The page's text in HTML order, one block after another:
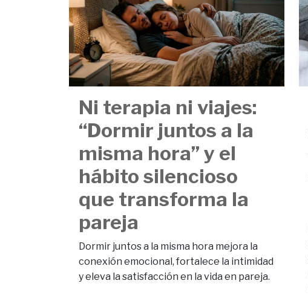
Ni terapia ni viajes:
“Dormir juntos a la
misma hora” y el
hábito silencioso
que transforma la
pareja
Dormir juntos a la misma hora mejora la
conexión emocional, fortalece la intimidad
y eleva la satisfacción en la vida en pareja.